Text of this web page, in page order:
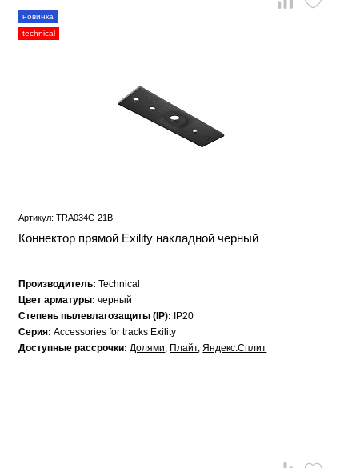
новинка
technical
Артикул: TRA034C-21B
Коннектор прямой Exility накладной черный
Производитель:Technical
Цвет арматуры:черный
Степень пылевлагозащиты (IP):
IP20
Серия:Accessories for tracks Exility
Доступные рассрочки:Долями, Плайт,Яндекс.Сплит